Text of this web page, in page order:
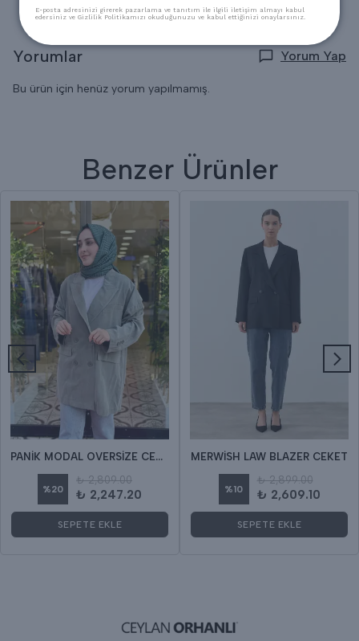
Yorumlar Yorum Yap
Bu ürün için henüz yorum yapılmamış.
Benzer Ürünler
PANİK MODAL OVERSİZE CEKET
%20
₺ 2,809.00
₺ 2,247.20
SEPETE EKLE
MERWİSH LAW BLAZER CEKET
%10
₺ 2,899.00
₺ 2,609.10
SEPETE EKLE
E-posta adresinizi girerek pazarlama ve tanıtım ile ilgili iletişim almayı kabul
edersiniz ve Gizlilik Politikamızı okuduğunuzu ve kabul ettiğinizi onaylarsınız.